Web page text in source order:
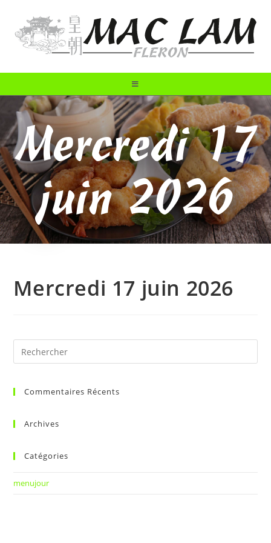
Mercredi 17
juin 2026
Mercredi 17 juin 2026
Commentaires Récents
Archives
Catégories
menujour